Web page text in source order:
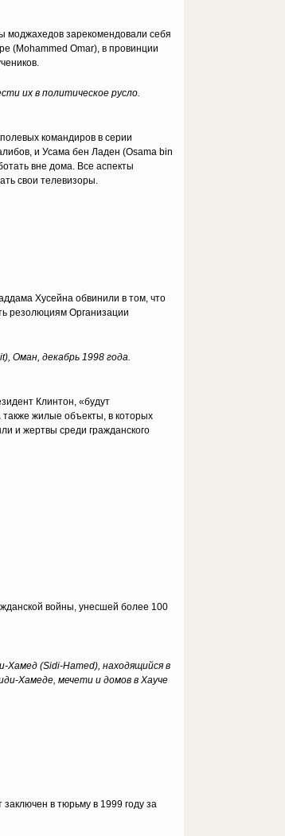
моджахедов зарекомендовали себя
(Mohammed Omar), в провинции
их в политическое русло.
командиров в серии
и Усама бен Ладен (Osama bin
вне дома. Все аспекты
свои телевизоры.
Хусейна обвинили в том, что
резолюциям Организации
Оман, декабрь 1998 года.
Клинтон, «будут
жилые объекты, в которых
и жертвы среди гражданского
войны, унесшей более 100
Хамед (Sidi-Hamed), находящийся в
Хамеде, мечети и домов в Хауче
в тюрьму в 1999 году за